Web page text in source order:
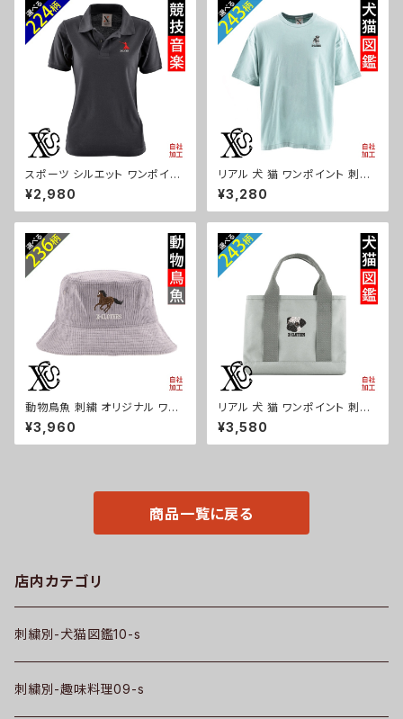
ッズ ori-aw-poh2-b09-s
自社ブランド 父の日 お祭り トッ
プス グッズ 文字 面白い おもし
ろ 卒団 記念品 部活 卒業 ori-a
m-tst2-g08-s
スポーツ シルエット ワンポイン
ト 刺繍 半袖 ポロシャツ レディ
ース オリジナル 無地 ロゴ おし
ゃれ ゴルフ 吸汗速乾 黒 ブラッ
ップス グッズ 文字 面白い おも
しろ 卒団 記念品 部活 卒業 ori
-aw-poh2-b08-s
¥2,980
リアル 犬 猫 ワンポイント 刺繍
5.6オンス ビッグシルエット 半
袖 Tシャツ メンズ グッズ 白 ホ
ワイト カットソー 黒 ブラック 柄
ザー パグ ori-am-tst6-g10-
s
¥3,280
動物鳥魚 刺繍 オリジナル ワン
ポイント コーデュロイ バケット
ハット メンズ レディース 帽子
自社ブランド ロゴ グッズ 柄 お
¥3,960
リアル 犬 猫 ワンポイント 刺繍
オリジナル 仕分け上手 ミニトー
トバッグ レディース 仕切り 便利
トートバック メンズ グレー ロゴ
¥3,580
商品一覧に戻る
店内カテゴリ
刺繍別-犬猫図鑑10-s
刺繍別-趣味料理09-s